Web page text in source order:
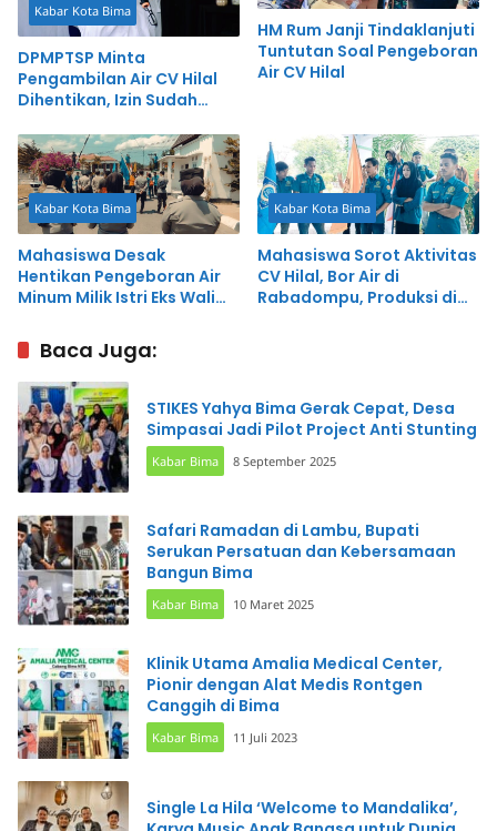
Kabar Kota Bima
DPMPTSP Minta
Pengambilan Air CV Hilal
Dihentikan, Izin Sudah
HM Rum Janji Tindaklanjuti
Tuntutan Soal Pengeboran
Air CV Hilal
Kabar Kota Bima
Mahasiswa Desak
Hentikan Pengeboran Air
Minum Milik Istri Eks Wali
Kabar Kota Bima
Mahasiswa Sorot Aktivitas
CV Hilal, Bor Air di
Rabadompu, Produksi di
Baca Juga:
STIKES Yahya Bima Gerak Cepat, Desa
Simpasai Jadi Pilot Project Anti Stunting
Kabar Bima 8 September 2025
Safari Ramadan di Lambu, Bupati
Serukan Persatuan dan Kebersamaan
Bangun Bima
Kabar Bima 10 Maret 2025
Klinik Utama Amalia Medical Center,
Pionir dengan Alat Medis Rontgen
Canggih di Bima
Kabar Bima 11 Juli 2023
Single La Hila ‘Welcome to Mandalika’,